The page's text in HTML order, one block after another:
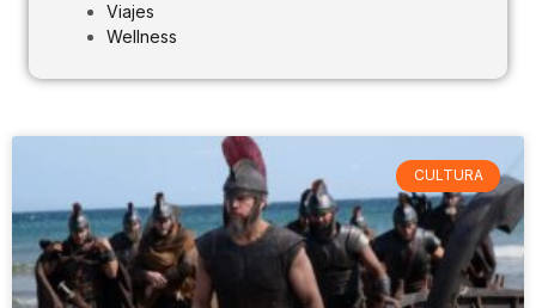
Viajes
Wellness
CULTURA